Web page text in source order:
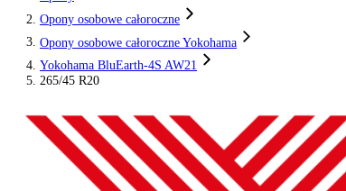
Opony
Opony osobowe całoroczne
Opony osobowe całoroczne Yokohama
Yokohama BluEarth-4S AW21
265/45 R20